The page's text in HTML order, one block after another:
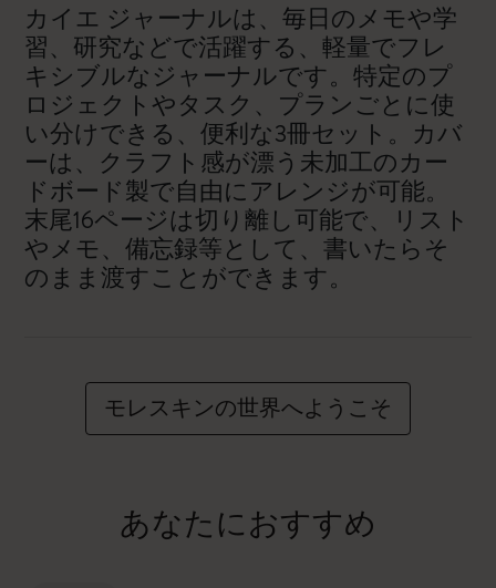
カイエ ジャーナルは、毎日のメモや学
習、研究などで活躍する、軽量でフレ
キシブルなジャーナルです。特定のプ
ロジェクトやタスク、プランごとに使
い分けできる、便利な3冊セット。カバ
ーは、クラフト感が漂う未加工のカー
ドボード製で自由にアレンジが可能。
末尾16ページは切り離し可能で、リスト
やメモ、備忘録等として、書いたらそ
のまま渡すことができます。
モレスキンの世界へようこそ
あなたにおすすめ